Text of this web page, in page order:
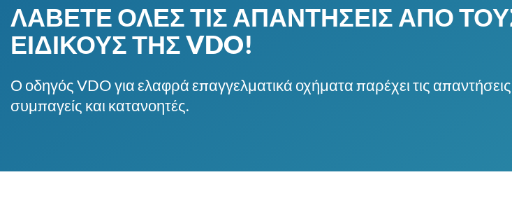
ΛΆΒΕΤΕ ΌΛΕΣ ΤΙΣ ΑΠΑΝΤΉΣΕΙΣ ΑΠΌ
ΕΙΔΙΚΟΎΣ ΤΗΣ VDO!
Ο οδηγός VDO για ελαφρά επαγγελματικά οχήματα παρέχει τις
συμπαγείς και κατανοητές.